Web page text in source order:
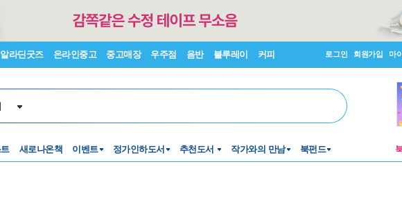
알라딘굿즈 온라인중고 중고매장 우주점 음반 블루레이 커피 로그인 회원가입 마
새로나온책 이벤트 정가인하도서 추천도서 작가와의 만남 북펀드